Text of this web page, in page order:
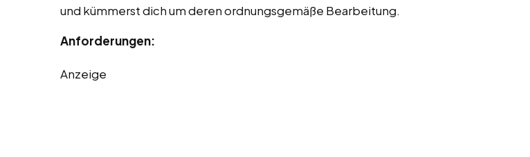
und kümmerst dich um deren ordnungsgemäße Bearbeitung.
Anforderungen:
Anzeige